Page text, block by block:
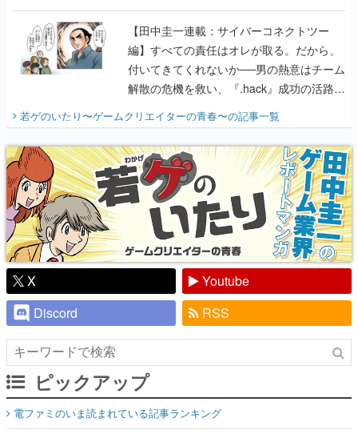
に行って、より理解を深めよう【PR】
【田中圭一連載：サイバーコネクトツー
編】すべての責任はオレが取る。だから、
付いてきてくれないか──男の熱意はチーム
解散の危機を救い、『.hack』成功の活路を
『少年ジャンプ』色だった【若ゲのいた
り】
若ゲのいたり〜ゲームクリエイターの青春〜の記事一覧
X
Youtube
Discord
RSS
ピックアップ
電ファミのいま読まれている記事ランキング